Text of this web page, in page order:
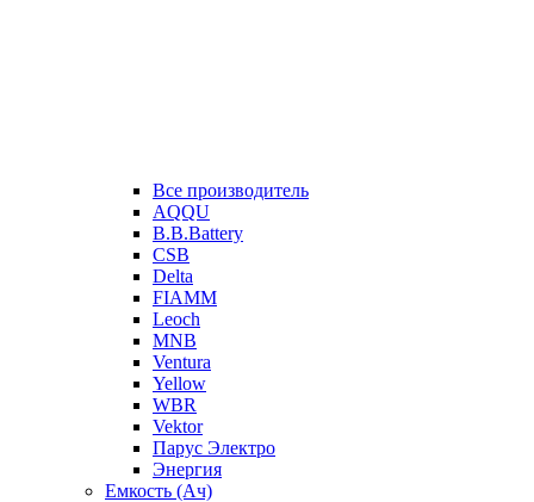
Все производитель
AQQU
B.B.Battery
CSB
Delta
FIAMM
Leoch
MNB
Ventura
Yellow
WBR
Vektor
Парус Электро
Энергия
Емкость (Ач)